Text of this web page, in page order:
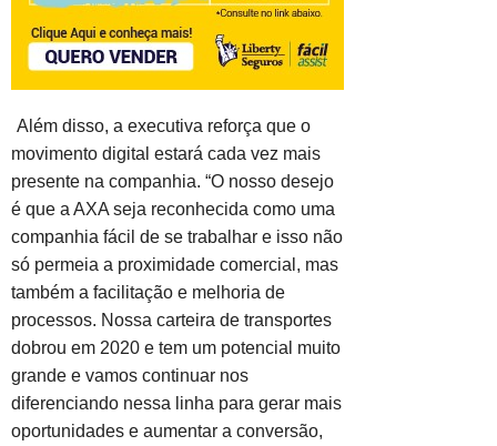
Além disso, a executiva reforça que o
movimento digital estará cada vez mais
presente na companhia. “O nosso desejo
é que a AXA seja reconhecida como uma
companhia fácil de se trabalhar e isso não
só permeia a proximidade comercial, mas
também a facilitação e melhoria de
processos. Nossa carteira de transportes
dobrou em 2020 e tem um potencial muito
grande e vamos continuar nos
diferenciando nessa linha para gerar mais
oportunidades e aumentar a conversão,